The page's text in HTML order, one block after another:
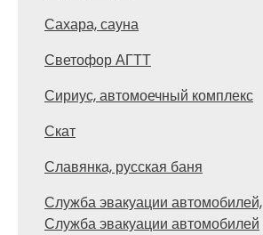
Сахара, сауна
Светофор АГТТ
Сириус, автомоечный комплекс
Скат
Славянка, русская баня
Служба эвакуации автомобилей,
Служба эвакуации автомобилей